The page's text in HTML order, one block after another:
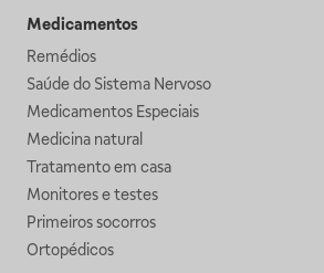
Medicamentos
Remédios
Saúde do Sistema Nervoso
Medicamentos Especiais
Medicina natural
Tratamento em casa
Monitores e testes
Primeiros socorros
Ortopédicos